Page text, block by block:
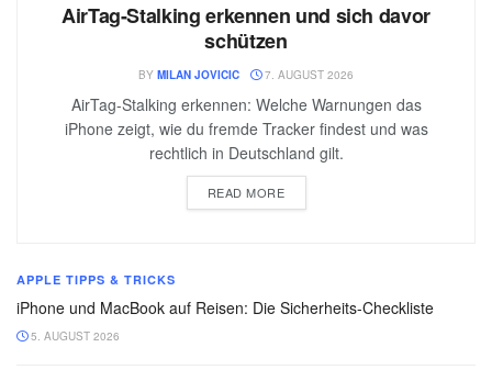
AirTag-Stalking erkennen und sich davor
schützen
BY MILAN JOVICIC 7. AUGUST 2026
AirTag-Stalking erkennen: Welche Warnungen das
iPhone zeigt, wie du fremde Tracker findest und was
rechtlich in Deutschland gilt.
READ MORE
APPLE TIPPS & TRICKS
iPhone und MacBook auf Reisen: Die Sicherheits-Checkliste
5. AUGUST 2026